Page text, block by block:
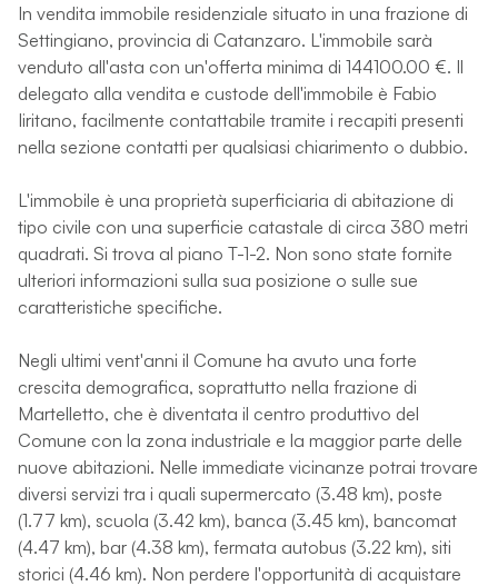
In vendita immobile residenziale situato in una frazione di
Settingiano, provincia di Catanzaro. L'immobile sarà
venduto all'asta con un'offerta minima di 144100.00 €. Il
delegato alla vendita e custode dell'immobile è Fabio
Iiritano, facilmente contattabile tramite i recapiti presenti
nella sezione contatti per qualsiasi chiarimento o dubbio.
L'immobile è una proprietà superficiaria di abitazione di
tipo civile con una superficie catastale di circa 380 metri
quadrati. Si trova al piano T-1-2. Non sono state fornite
ulteriori informazioni sulla sua posizione o sulle sue
caratteristiche specifiche.
Negli ultimi vent'anni il Comune ha avuto una forte
crescita demografica, soprattutto nella frazione di
Martelletto, che è diventata il centro produttivo del
Comune con la zona industriale e la maggior parte delle
nuove abitazioni. Nelle immediate vicinanze potrai trovare
diversi servizi tra i quali supermercato (3.48 km), poste
(1.77 km), scuola (3.42 km), banca (3.45 km), bancomat
(4.47 km), bar (4.38 km), fermata autobus (3.22 km), siti
storici (4.46 km). Non perdere l'opportunità di acquistare